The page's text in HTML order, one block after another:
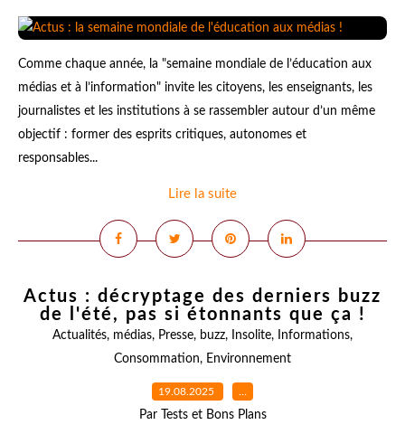
Comme chaque année, la "semaine mondiale de l’éducation aux
médias et à l’information" invite les citoyens, les enseignants, les
journalistes et les institutions à se rassembler autour d’un même
objectif : former des esprits critiques, autonomes et
responsables...
Lire la suite
Actus : décryptage des derniers buzz
de l'été, pas si étonnants que ça !
Actualités, médias, Presse, buzz, Insolite, Informations,
Consommation, Environnement
19.08.2025 …
Par Tests et Bons Plans